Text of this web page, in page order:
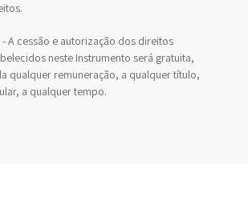
- A cessão e autorização dos direitos
neste Instrumento será gratuita,
qualquer remuneração, a qualquer título,
a qualquer tempo.